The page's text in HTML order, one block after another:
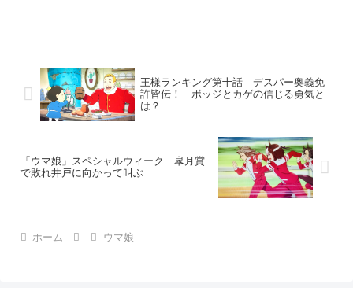
王様ランキング第十話 デスパー奥義免
許皆伝！ ボッジとカゲの信じる勇気と
は？
「ウマ娘」スペシャルウィーク 皐月賞
で敗れ井戸に向かって叫ぶ
ホーム ウマ娘